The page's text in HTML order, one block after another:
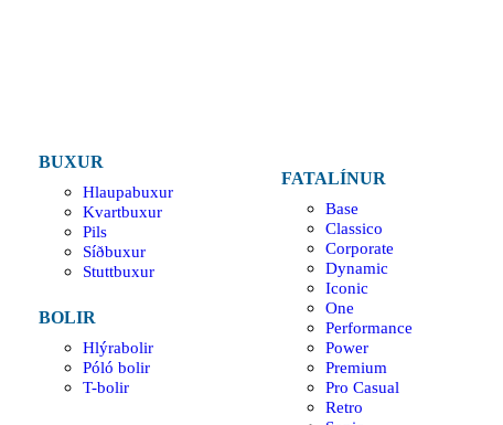
BUXUR
Hlaupabuxur
Kvartbuxur
Pils
Síðbuxur
Stuttbuxur
BOLIR
Hlýrabolir
Póló bolir
T-bolir
FATALÍNUR
Base
Classico
Corporate
Dynamic
Iconic
One
Performance
Power
Premium
Pro Casual
Retro